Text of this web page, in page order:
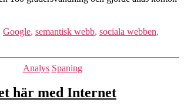
Google, semantisk webb, sociala webben,
Kategorier
Analys Spaning
här med Internet